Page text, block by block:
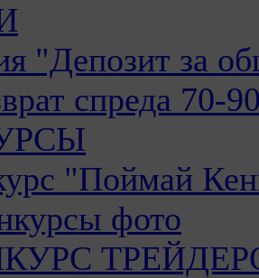
"Депозит за
спреда 70-
"Поймай
фото